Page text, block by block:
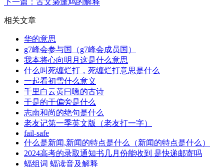
相关文章
华的意思
g7峰会参与国（g7峰会成员国）
我本将心向明月这是什么意思
什么叫死缠烂打，死缠烂打意思是什么
一起看初雪什么意义
千里白云黄曰曛的古诗
于是的于偏旁是什么
志南和尚的绝句是什么
老友记第一季英文版（老友打一字）
fail-safe
什么是新闻,新闻的特点是什么（新闻的特点是什么）
2024高考的录取通知书几月份能收到 是快递邮寄吗
蝠组词 蝠读音及解释